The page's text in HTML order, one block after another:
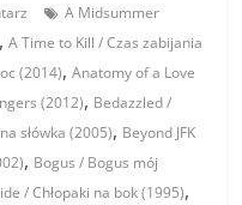
A Midsummer
,A Time to Kill / Czas zabijania
(2014),Anatomy of a Love
(2012), Bedazzled /
słówka (2005), Beyond JFK
, Bogus / Bogus mój
/ Chłopaki na bok (1995),